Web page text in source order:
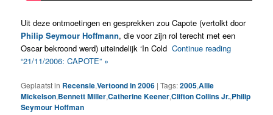
Uit deze ontmoetingen en gesprekken zou Capote (vertolkt door
Philip Seymour Hoffmann, die voor zijn rol terecht met een
Oscar bekroond werd) uiteindelijk ‘In Cold Continue reading
“21/11/2006: CAPOTE” »
Geplaatst in Recensie,Vertoond in 2006 |Tags:2005,Allie
Mickelson,Bennett Miller,Catherine Keener,Clifton Collins Jr.,Philip
Seymour Hoffman